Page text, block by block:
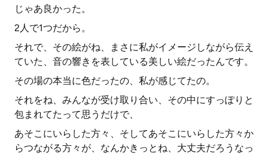
じゃあ良かった。
2人で1つだから。
それで、その絵がね、まさに私がイメージしながら伝え
ていた、音の響きを表している美しい絵だったんです。
その場の本当に色だったの、私が感じてたの。
それをね、みんなが受け取り合い、その中にすっぽりと
包まれてたって思うだけで、
あそこにいらした方々、そしてあそこにいらした方々か
らつながる方々が、なんかきっとね、大丈夫だろうなっ